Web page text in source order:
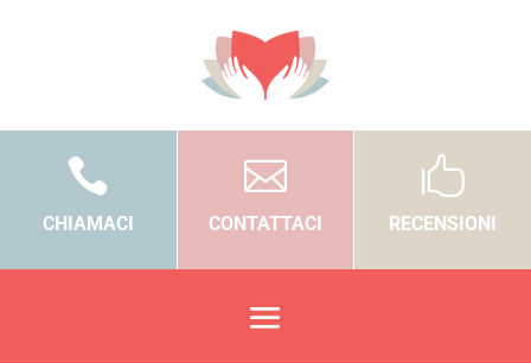

CHIAMACI

CONTATTACI

RECENSIONI